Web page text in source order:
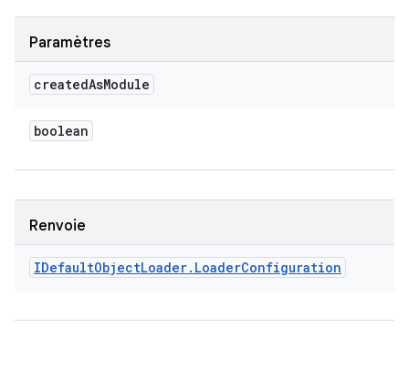
Paramètres
createdAsModule
boolean
Renvoie
IDefaultObjectLoader. LoaderConfiguration